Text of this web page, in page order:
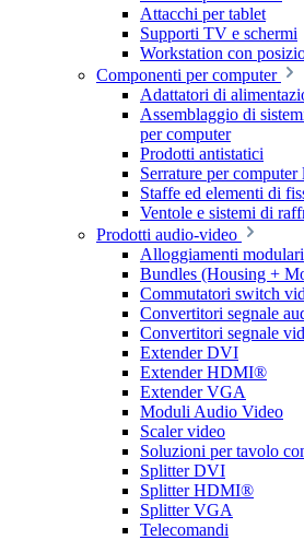
Attacchi per tablet
Supporti TV e schermi
Workstation con
Componenti per computer
Adattatori di
Assemblaggio di
per computer
Prodotti antistatici
Serrature per computer
Staffe ed elementi di
Ventole e sistemi di
Prodotti audio-video
Alloggiamenti modulari
Bundles (Housing +
Commutatori switch
Convertitori segnale
Convertitori segnale
Extender DVI
Extender HDMI®
Extender VGA
Moduli Audio Video
Scaler video
Soluzioni per tavolo
Splitter DVI
Splitter HDMI®
Splitter VGA
Telecomandi